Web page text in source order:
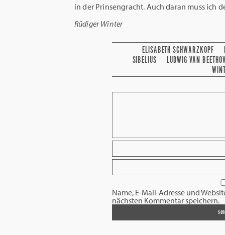
in der Prinsengracht. Auch daran muss ich
Rüdiger Winter
ELISABETH SCHWARZKOPF
SIBELIUS
LUDWIG VAN
Name, E-Mail-Adresse und
nächsten Kommentar speichern.